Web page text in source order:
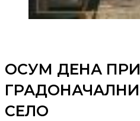
ОСУМ ДЕНА
СЕЛО